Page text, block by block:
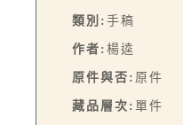
類別: 手稿
作者: 楊逵
原件與否: 原件
藏品層次: 單件